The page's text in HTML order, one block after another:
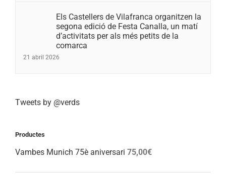
Els Castellers de Vilafranca organitzen la
segona edició de Festa Canalla, un matí
d’activitats per als més petits de la
comarca
21 abril 2026
Tweets by @verds
Productes
Vambes Munich 75è aniversari 75,00€